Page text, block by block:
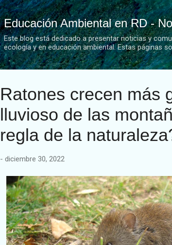
Ir
Educación Ambiental en RD -
Este blog está dedicado a presentar noticias y
ecología y en educación ambiental. Estas páginas
Ratones crecen más
lluvioso de las
regla de la
- diciembre 30, 2022